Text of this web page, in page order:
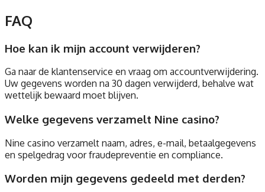
FAQ
Hoe kan ik mijn account verwijderen?
Ga naar de klantenservice en vraag om accountverwijdering.
Uw gegevens worden na 30 dagen verwijderd, behalve wat
wettelijk bewaard moet blijven.
Welke gegevens verzamelt Nine casino?
Nine casino verzamelt naam, adres, e-mail, betaalgegevens
en spelgedrag voor fraudepreventie en compliance.
Worden mijn gegevens gedeeld met derden?